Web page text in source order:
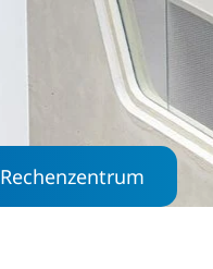
Rechenzentrum